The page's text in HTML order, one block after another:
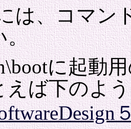
は、コマン
。
に起動
えば下のよ